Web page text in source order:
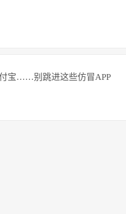
宝……别跳进这些仿冒APP